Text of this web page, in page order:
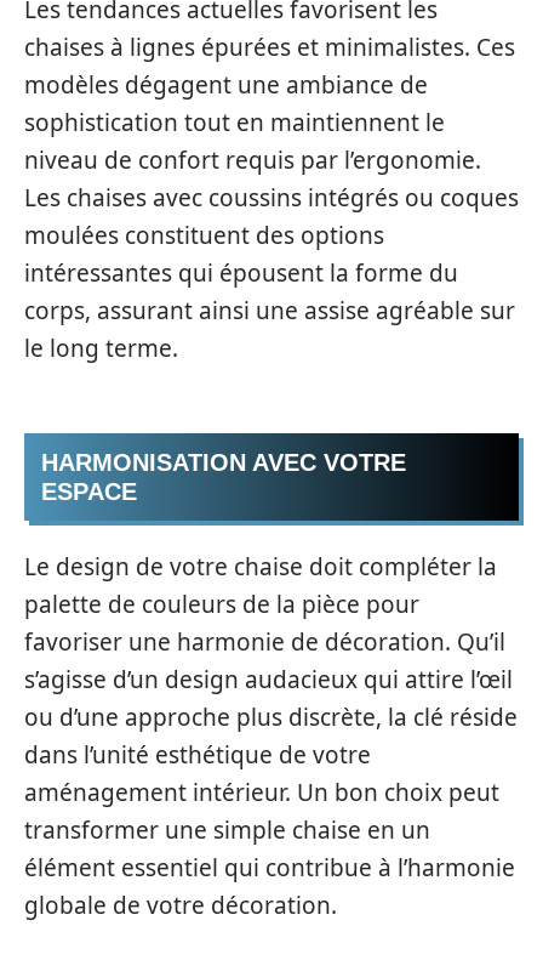
Les tendances actuelles favorisent les
chaises à lignes épurées et minimalistes. Ces
modèles dégagent une ambiance de
sophistication tout en maintiennent le
niveau de confort requis par l’ergonomie.
Les chaises avec coussins intégrés ou coques
moulées constituent des options
intéressantes qui épousent la forme du
corps, assurant ainsi une assise agréable sur
le long terme.
HARMONISATION AVEC VOTRE
ESPACE
Le design de votre chaise doit compléter la
palette de couleurs de la pièce pour
favoriser une harmonie de décoration. Qu’il
s’agisse d’un design audacieux qui attire l’œil
ou d’une approche plus discrète, la clé réside
dans l’unité esthétique de votre
aménagement intérieur. Un bon choix peut
transformer une simple chaise en un
élément essentiel qui contribue à l’harmonie
globale de votre décoration.